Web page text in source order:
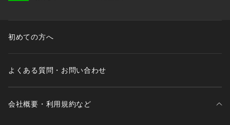
初めての方へ
よくある質問・お問い合わせ
会社概要・利用規約など